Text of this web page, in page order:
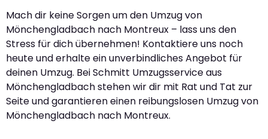
Mach dir keine Sorgen um den Umzug von
Mönchengladbach nach Montreux – lass uns den
Stress für dich übernehmen! Kontaktiere uns noch
heute und erhalte ein unverbindliches Angebot für
deinen Umzug. Bei Schmitt Umzugsservice aus
Mönchengladbach stehen wir dir mit Rat und Tat zur
Seite und garantieren einen reibungslosen Umzug von
Mönchengladbach nach Montreux.